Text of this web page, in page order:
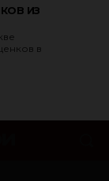
ИЗ
в